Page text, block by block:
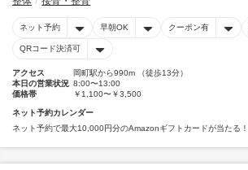
ネット予約 早朝OK クーポン有
QRコード決済可
アクセス
岡町駅から990m （徒歩13分）
本日の営業状況 8:00〜13:00
価格帯
￥1,100〜￥3,500
ネット予約カレンダー
ネット予約で最大10,000円分のAmazonギフトカードが当たる！